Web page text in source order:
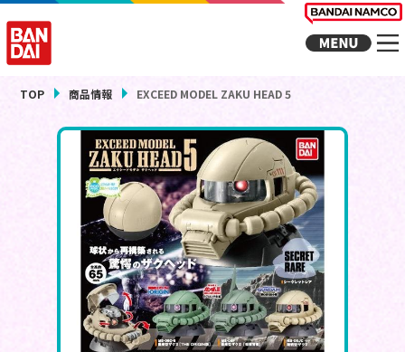
TOP 商品情報 EXCEED MODEL ZAKU HEAD 5